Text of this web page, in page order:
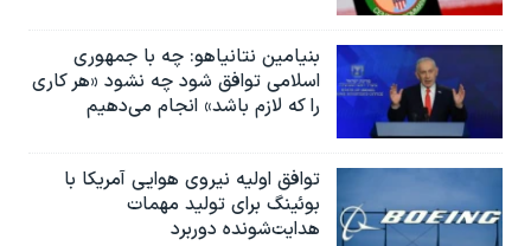
بنیامین نتانیاهو: چه با جمهوری
اسلامی توافق شود چه نشود «هر کاری
را که لازم باشد» انجام می‌دهیم
توافق اولیه نیروی هوایی آمریکا با
بوئينگ برای تولید مهمات
هدایت‌شونده دوربرد